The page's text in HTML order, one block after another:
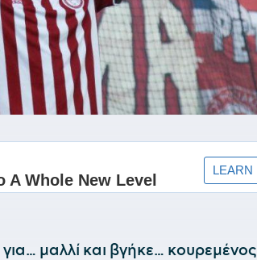
μαλλί και βγήκε… κουρεμένος